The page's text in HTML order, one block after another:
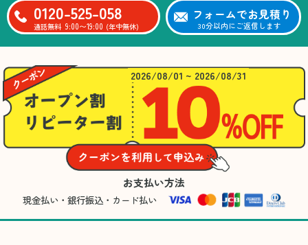
0120-525-058
通話無料 9:00〜19:00 (年中無休)
フォームでお見積り
30分以内にご返信します
2026/08/01 ~ 2026/08/31
お支払い方法
現金払い・銀行振込・カード払い